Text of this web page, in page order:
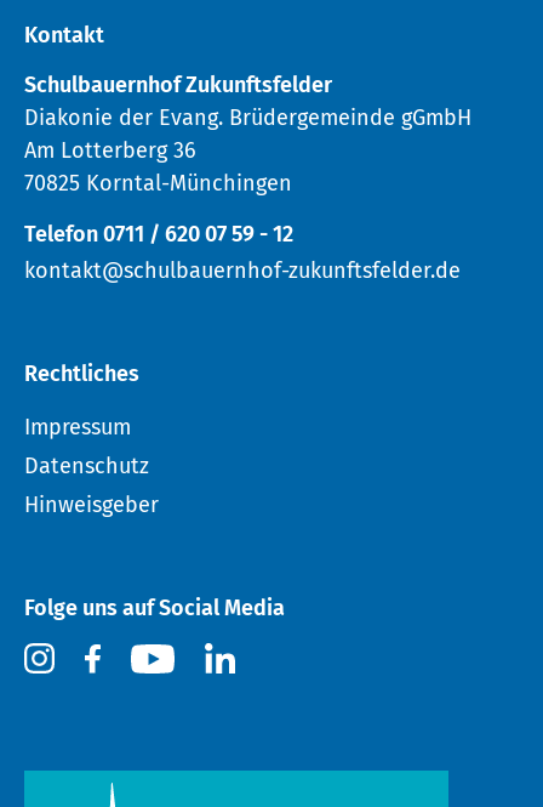
Kontakt
Schulbauernhof Zukunftsfelder
Diakonie der Evang. Brüdergemeinde gGmbH
Am Lotterberg 36
70825 Korntal-Münchingen
Telefon 0711 / 620 07 59 - 12
kontakt@schulbauernhof-zukunftsfelder.de
Rechtliches
Impressum
Datenschutz
Hinweisgeber
Folge uns auf Social Media